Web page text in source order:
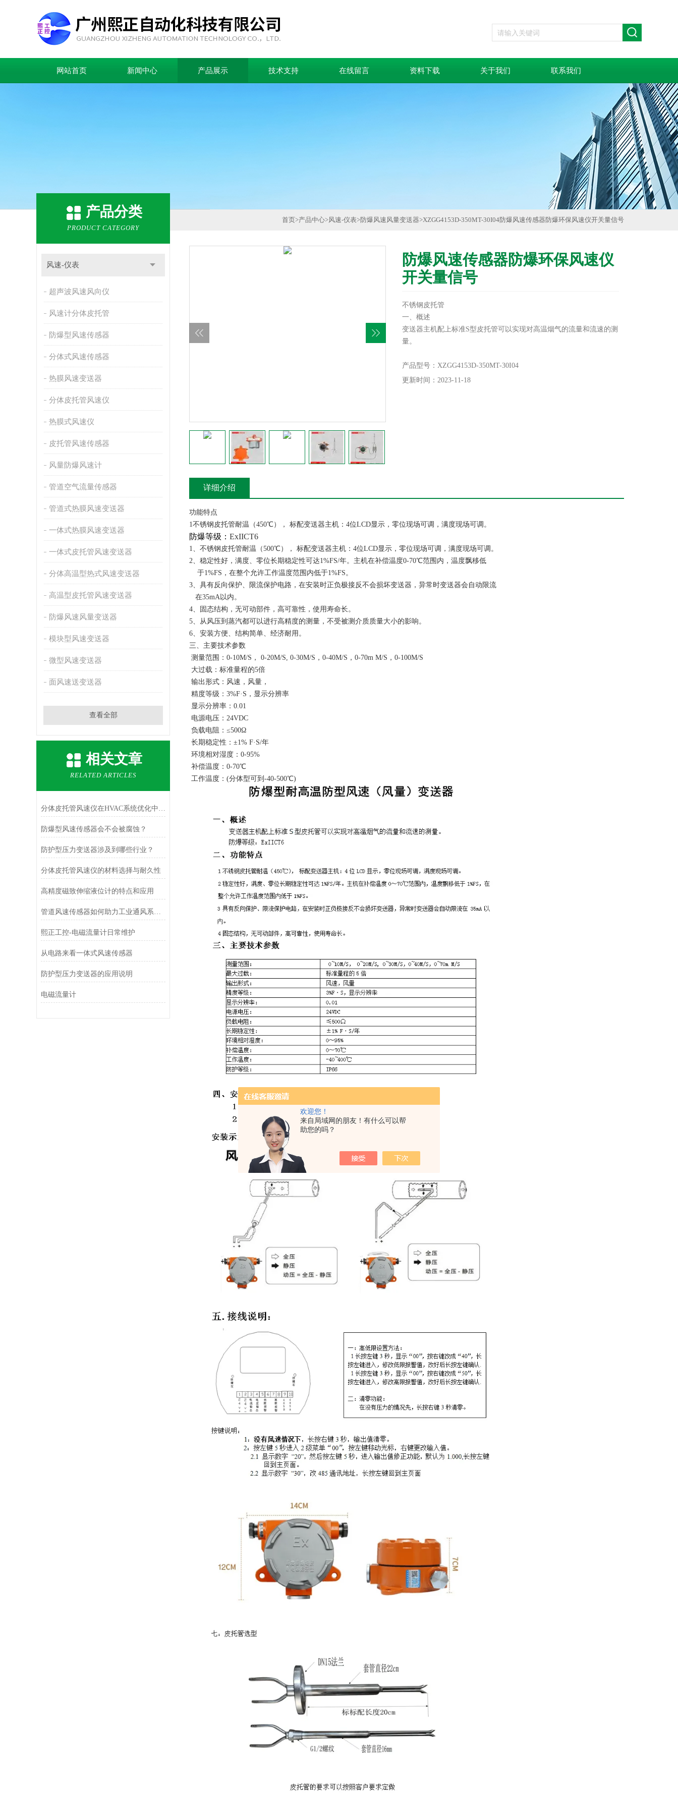
欢迎您！
来自局域网的朋友！有什么可以帮
助您的吗？
网站首页 新闻中心 产品展示 技术支持 在线留言 资料下载 关于我们 联系我们
产品分类
PRODUCT CATEGORY
风速-仪表
超声波风速风向仪
风速计分体皮托管
防爆型风速传感器
分体式风速传感器
热膜风速变送器
分体皮托管风速仪
热膜式风速仪
皮托管风速传感器
风量防爆风速计
管道空气流量传感器
管道式热膜风速变送器
一体式热膜风速变送器
一体式皮托管风速变送器
分体高温型热式风速变送器
高温型皮托管风速变送器
防爆风速风量变送器
模块型风速变送器
微型风速变送器
面风速送变送器
查看全部
相关文章
RELATED ARTICLES
分体皮托管风速仪在HVAC系统优化中的作用
防爆型风速传感器会不会被腐蚀？
防护型压力变送器涉及到哪些行业？
分体皮托管风速仪的材料选择与耐久性
高精度磁致伸缩液位计的特点和应用
管道风速传感器如何助力工业通风系统优化？
熙正工控-电磁流量计日常维护
从电路来看一体式风速传感器
防护型压力变送器的应用说明
电磁流量计
首页>产品中心>风速-仪表>防爆风速风量变送器>XZGG4153D-350MT-30I04防爆风速传感器防爆环保风速仪开关量信号
防爆风速传感器防爆环保风速仪
开关量信号
不锈钢皮托管
一、概述
变送器主机配上标准S型皮托管可以实现对高温烟气的流量和流速的测
量。
1不锈钢皮托管耐温（450℃）， 标配变送器主机：4位LCD显示，零位
现场可调，满度现场可调。
产品型号：XZGG4153D-350MT-30I04
更新时间：2023-11-18
详细介绍
功能特点
1不锈钢皮托管耐温（450℃）， 标配变送器主机：4位LCD显示，零位现场可调，满度现场可调。
防爆等级： ExIICT6
1、不锈钢皮托管耐温（500℃）， 标配变送器主机：4位LCD显示，零位现场可调，满度现场可调。
2、稳定性好，满度、零位长期稳定性可达1%FS/年。主机在补偿温度0-70℃范围内，温度飘移低
于1%FS，在整个允许工作温度范围内低于1%FS。
3、具有反向保护、限流保护电路，在安装时正负极接反不会损坏变送器，异常时变送器会自动限流
在35mA以内。
4、固态结构，无可动部件，高可靠性，使用寿命长。
5、从风压到蒸汽都可以进行高精度的测量，不受被测介质质量大小的影响。
6、安装方便、结构简单、经济耐用。
三、主要技术参数
测量范围：0-10M/S， 0-20M/S, 0-30M/S，0-40M/S，0-70m M/S，0-100M/S
大过载：标准量程的5倍
输出形式：风速，风量，
精度等级：3%F·S，显示分辨率
显示分辨率：0.01
电源电压：24VDC
负载电阻：≤500Ω
长期稳定性：±1% F·S/年
环境相对湿度：0-95%
补偿温度：0-70℃
工作温度：(分体型可到-40-500℃)